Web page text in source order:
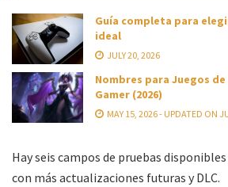
Guía completa para
ideal
JULY 20, 2026
Nombres para Juegos de
Gamer (2026)
MAY 15, 2026 - UPDATED ON
Hay seis campos de pruebas
con más actualizaciones futuras y DLC.